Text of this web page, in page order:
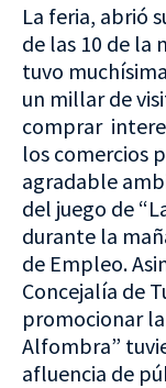
La feria, abrió
de las 10 de la
tuvo
un millar de
comprar
los comercios
agradable
del juego de
durante la
de Empleo.
Concejalía de
promocionar
Alfombra”
afluencia de